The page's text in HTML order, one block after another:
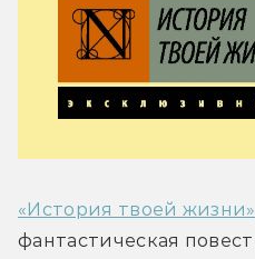
«История твоей жизни»
фантастическая